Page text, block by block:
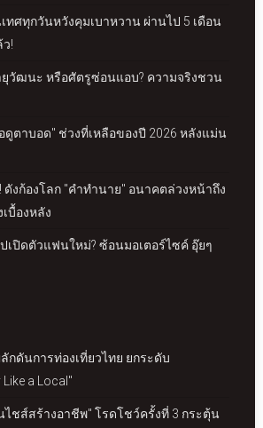
ทศทุกวันหวังคุมเบาหวาน ผ่านไป 5 เดือน
!
ยุวัฒนะ หรือศัตรูซ่อนแอบ? ความจริงชวน
ดูตาบอด" ช่วงที่เหลือของปี 2026 หลังแม่น
ดังก้องโลก "คำทำนาย" อนาคตล่วงหน้าถึง
บื้องหลัง
เปิดตัวแฟนใหม่? ซ้อนมอเตอร์ไซค์ อุ๊ยๆ
กดันการท่องเที่ยวไทย ยกระดับ
a Local"
ไชส์สร้างอาชีพ" โรดโชว์ครั้งที่ 3 กระตุ้น